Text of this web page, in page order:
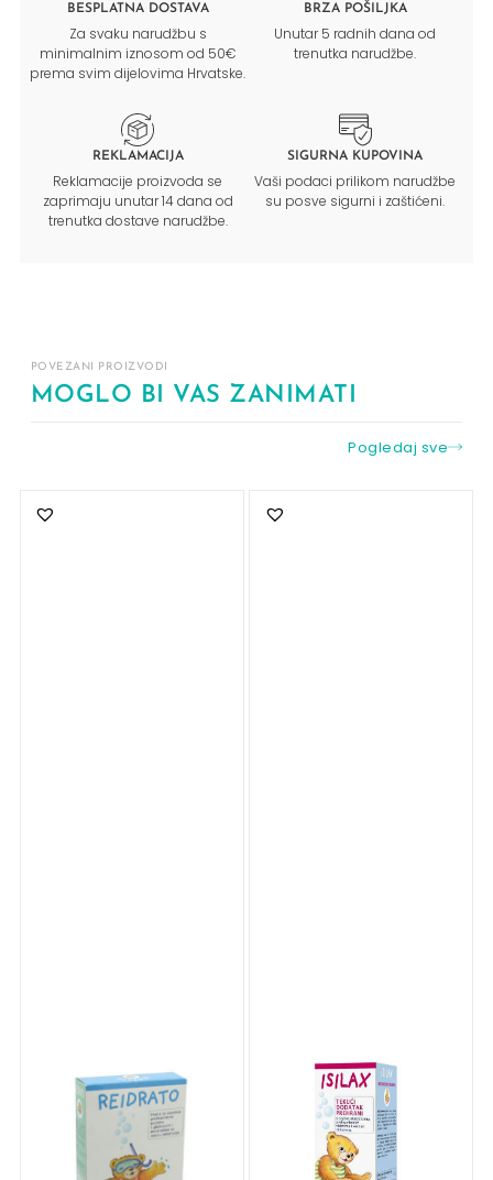
BESPLATNA DOSTAVA
Za svaku narudžbu s
minimalnim iznosom od 50€
prema svim dijelovima Hrvatske.
BRZA POŠILJKA
Unutar 5 radnih dana od
trenutka narudžbe.
REKLAMACIJA
Reklamacije proizvoda se
zaprimaju unutar 14 dana od
trenutka dostave narudžbe.
SIGURNA KUPOVINA
Vaši podaci prilikom narudžbe
su posve sigurni i zaštićeni.
POVEZANI PROIZVODI
MOGLO BI VAS ZANIMATI
Pogledaj sve